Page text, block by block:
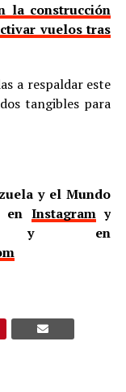
la construcción
vuelos tras
a respaldar este
tangibles para
y el Mundo
en Instagramy
en